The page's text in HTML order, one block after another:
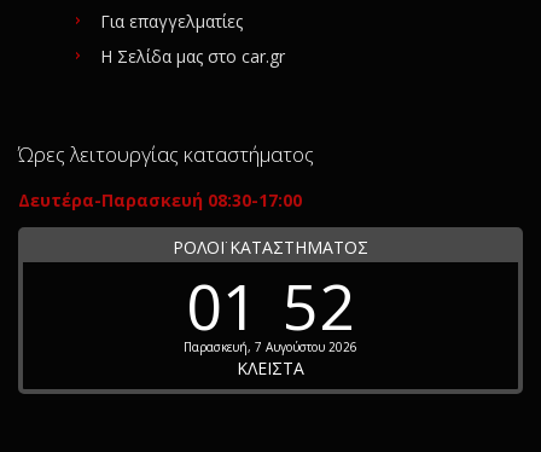
Για επαγγελματίες
Η Σελίδα μας στο car.gr
Ώρες λειτουργίας καταστήματος
Δευτέρα-Παρασκευή 08:30-17:00
ΡΟΛΟΪ ΚΑΤΑΣΤΗΜΑΤΟΣ
01 52
Παρασκευή, 7 Αυγούστου 2026
ΚΛΕΙΣΤΑ